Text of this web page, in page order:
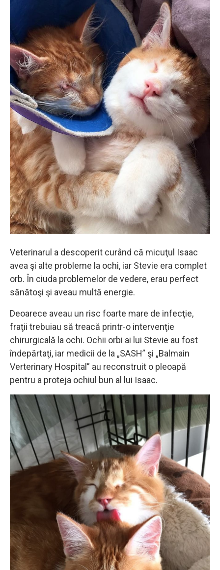
Veterinarul a descoperit curând că micuţul Isaac
avea şi alte probleme la ochi, iar Stevie era complet
orb. În ciuda problemelor de vedere, erau perfect
sănătoşi şi aveau multă energie.
Deoarece aveau un risc foarte mare de infecţie,
fraţii trebuiau să treacă printr-o intervenţie
chirurgicală la ochi. Ochii orbi ai lui Stevie au fost
îndepărtaţi, iar medicii de la „SASH” şi „Balmain
Verterinary Hospital” au reconstruit o pleoapă
pentru a proteja ochiul bun al lui Isaac.